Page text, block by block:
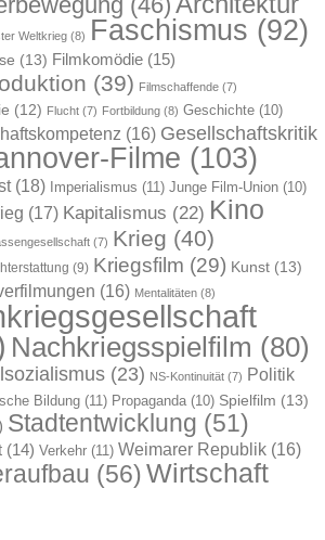
Weltkrieg (8) Faschismus (92)
(13) Filmkomödie (15)
(39) Filmschaffende (7)
(12) Flucht (7) Fortbildung (8) Geschichte (10)
(16) Gesellschaftskritik
Filme (103)
(18) Imperialismus (11) Junge Film-Union (10)
(17) Kapitalismus (22) Kino
(7) Krieg (40)
(9) Kriegsfilm (29) Kunst (13)
(16) Mentalitäten (8)
Nachkriegsspielfilm (80)
(23) NS-Kontinuität (7) Politik
Bildung (11) Propaganda (10) Spielfilm (13)
Stadtentwicklung (51)
(14) Verkehr (11) Weimarer Republik (16)
(56)Wirtschaft